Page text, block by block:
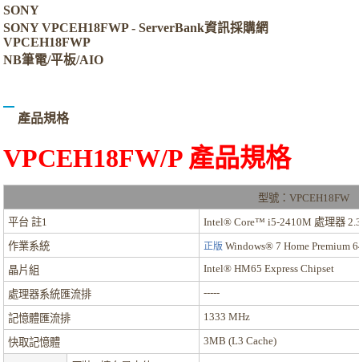
SONY
SONY VPCEH18FWP - ServerBank資訊採購網
VPCEH18FWP
NB筆電/平板/AIO
產品規格
VPCEH18FW/P 產品規格
型號：VPCEH18FW
平台 註1
Intel® Core™ i5-2410M 處理器
作業系統
正版 Windows® 7 Home Premium
晶片組
Intel® HM65 Express Chipset
處理器系統匯流排 -----
記憶體匯流排 1333 MHz
快取記憶體 3MB (L3 Cache)